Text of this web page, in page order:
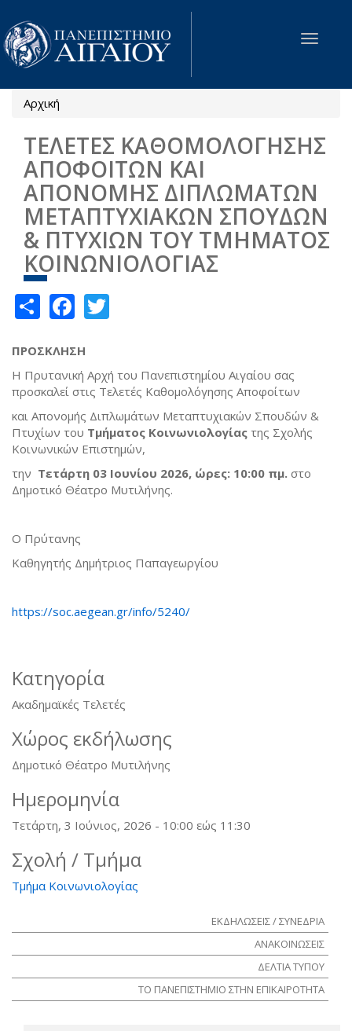
Παράκαμψη προς το κυρίως περιεχόμενο
Toggle
Είστε εδώ
Αρχική
ΤΕΛΕΤΕΣ ΚΑΘΟΜΟΛΟΓΗΣΗΣ
ΑΠΟΦΟΙΤΩΝ ΚΑΙ
ΑΠΟΝΟΜΗΣ ΔΙΠΛΩΜΑΤΩΝ
ΜΕΤΑΠΤΥΧΙΑΚΩΝ ΣΠΟΥΔΩΝ
& ΠΤΥΧΙΩΝ ΤΟΥ ΤΜΗΜΑΤΟΣ
ΚΟΙΝΩΝΙΟΛΟΓΙΑΣ
ShareFacebook
ΠΡΟΣΚΛΗΣΗ
Η Πρυτανική Αρχή του Πανεπιστημίου Αιγαίου σας
προσκαλεί στις Τελετές Καθομολόγησης Αποφοίτων
και Απονομής Διπλωμάτων Μεταπτυχιακών Σπουδών &
Πτυχίων του Τμήματος Κοινωνιολογίας της Σχολής
Κοινωνικών Επιστημών,
την Τετάρτη 03 Ιουνίου 2026, ώρες: 10:00 πμ. στο
Δημοτικό Θέατρο Μυτιλήνης.
Ο Πρύτανης
Καθηγητής Δημήτριος Παπαγεωργίου
https://soc.aegean.gr/info/5240/
Κατηγορία
Ακαδημαϊκές Τελετές
Χώρος εκδήλωσης
Δημοτικό Θέατρο Μυτιλήνης
Ημερομηνία
Τετάρτη, 3 Ιούνιος, 2026 - 10:00 εώς 11:30
Σχολή / Τμήμα
Τμήμα Κοινωνιολογίας
ΕΚΔΗΛΩΣΕΙΣ / ΣΥΝΕΔΡΙΑ
ΑΝΑΚΟΙΝΩΣΕΙΣ
ΔΕΛΤΙΑ ΤΥΠΟΥ
ΤΟ ΠΑΝΕΠΙΣΤΗΜΙΟ ΣΤΗΝ ΕΠΙΚΑΙΡΟΤΗΤΑ